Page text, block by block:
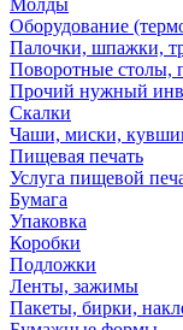
Молды
Оборудование
Палочки, шпажки,
Поворотные столы,
Прочий нужный
Скалки
Чаши, миски,
Пищевая печать
Услуга пищевой
Бумага
Упаковка
Коробки
Подложки
Ленты, зажимы
Пакеты, бирки,